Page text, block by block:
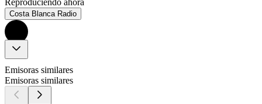
Reproduciendo ahora
Costa Blanca Radio
Emisoras similares
Emisoras similares